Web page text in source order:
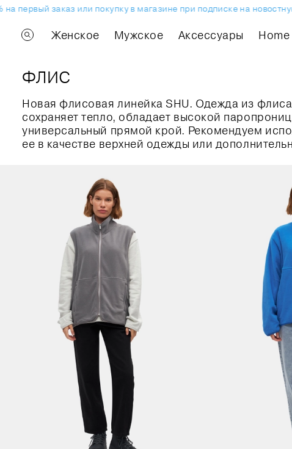
первый заказ или покупку в магазине при подписке на
Женское Мужское Аксессуары Home
ФЛИС
Новая флисовая линейка SHU. Одежда из
сохраняет тепло, обладает высокой
универсальный прямой крой. Рекомендуем
ее в качестве верхней одежды или